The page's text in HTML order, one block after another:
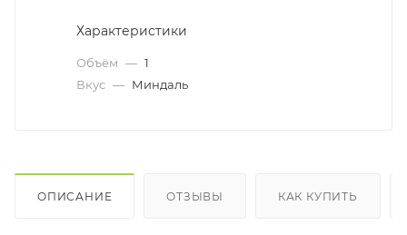
Характеристики
Объём — 1
Вкус — Миндаль
ОПИСАНИЕ ОТЗЫВЫ КАК КУПИТЬ